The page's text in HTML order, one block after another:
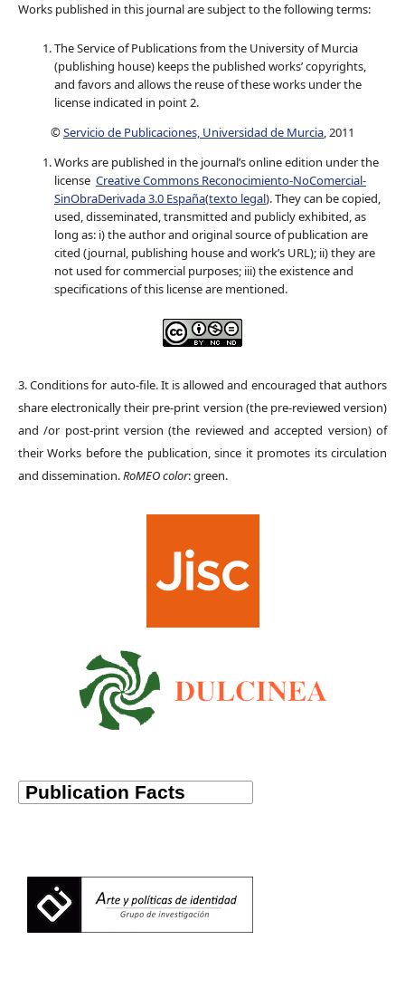
Works published in this journal are subject to the following terms:
The Service of Publications from the University of Murcia
(publishing house) keeps the published works’ copyrights,
and favors and allows the reuse of these works under the
license indicated in point 2.
©Servicio de Publicaciones, Universidad de Murcia, 2011
Works are published in the journal’s online edition under the
license Creative Commons Reconocimiento-NoComercial-
SinObraDerivada 3.0 España(texto legal). They can be copied,
used, disseminated, transmitted and publicly exhibited, as
long as: i) the author and original source of publication are
cited (journal, publishing house and work’s URL); ii) they are
not used for commercial purposes; iii) the existence and
specifications of this license are mentioned.
3. Conditions for auto-file. It is allowed and encouraged that authors
share electronically their pre-print version (the pre-reviewed version)
and /or post-print version (the reviewed and accepted version) of
their Works before the publication, since it promotes its circulation
and dissemination.RoMEO color: green.